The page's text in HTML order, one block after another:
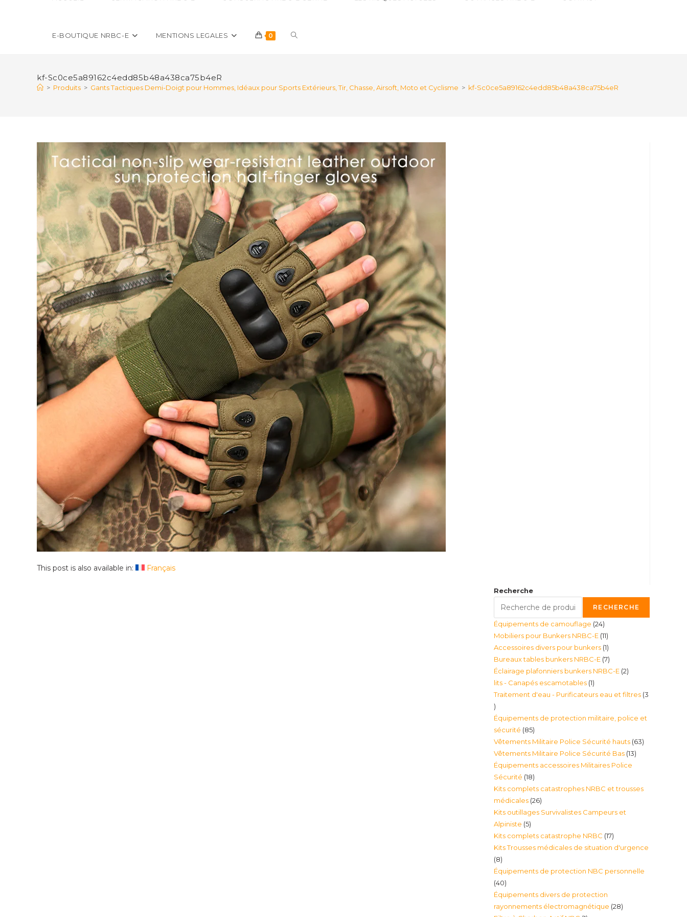
E-BOUTIQUE NRBC-E MENTIONS LEGALES 0 Toggle
kf-Sc0ce5a89162c4edd85b48a438ca75b4eR
> Produits > Gants Tactiques Demi-Doigt pour Hommes, Idéaux pour Sports Extérieurs, Tir, Chasse, Airsoft, Moto et Cyclisme > kf-Sc0ce5a89162c4edd85b48a438ca75b4eR
This post is also available in: Français
Recherche
RECHERCHE
Équipements de camouflage 2424
produits
Mobiliers pour Bunkers NRBC-E 1111
produits
Accessoires divers pour bunkers 11
produit
Bureaux tables bunkers NRBC-E 77
produits
Éclairage plafonniers bunkers NRBC-E 22
lits - Canapés escamotables 11
produit
Traitement d'eau - Purificateurs eau et filtres 3
3
produits
Équipements de protection militaire, police et
sécurité 8585
produits
Vêtements Militaire Police Sécurité hauts 6363
Vêtements Militaire Police Sécurité Bas 1313
Équipements accessoires Militaires Police
Sécurité 1818
produits
Kits complets catastrophes NRBC et trousses
médicales 2626
produits
Kits outillages Survivalistes Campeurs et
Alpiniste 55
produits
Kits complets catastrophe NRBC 1717
produits
Kits Trousses médicales de situation d'urgence
88
produits
Équipements de protection NBC personnelle
4040
produits
Équipements divers de protection
rayonnements électromagnétique 2828